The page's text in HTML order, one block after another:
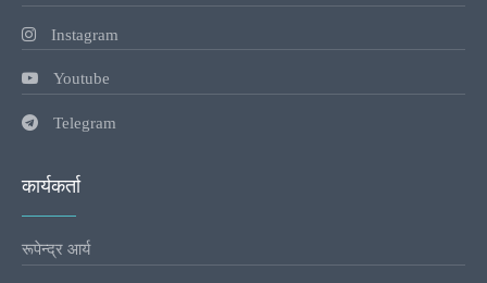
Instagram
Youtube
Telegram
कार्यकर्ता
रूपेन्द्र आर्य